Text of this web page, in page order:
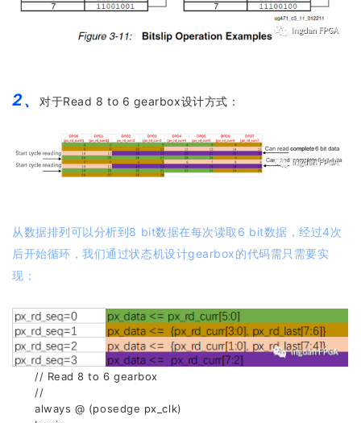
2、对于Read 8 to 6 gearbox设计方式：
从数据排列可以分析到8 bit数据在每次读取6 bit数据，经过4次
后开始循环，我们通过状态机设计gearbox的代码需只需要实
现；
// Read 8 to 6 gearbox
//
always @ (posedge px_clk)